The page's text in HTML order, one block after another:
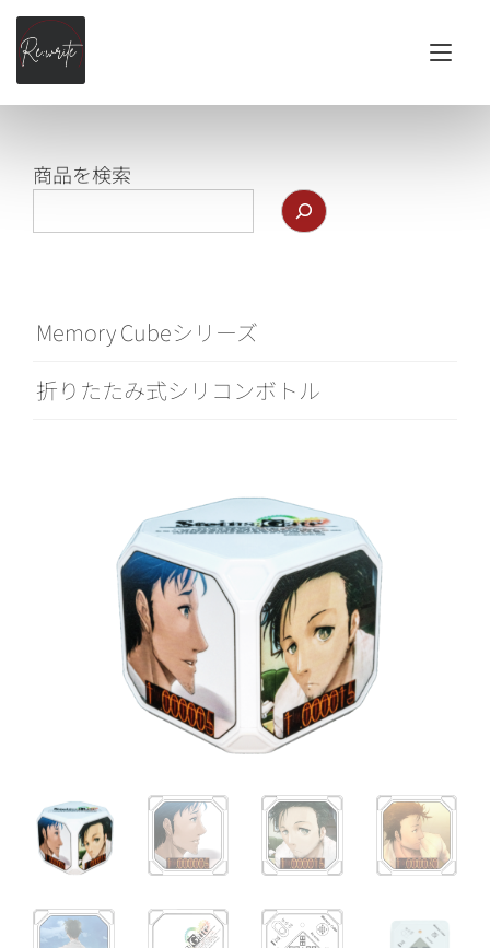
商品を検索
Memory Cubeシリーズ
折りたたみ式シリコンボトル